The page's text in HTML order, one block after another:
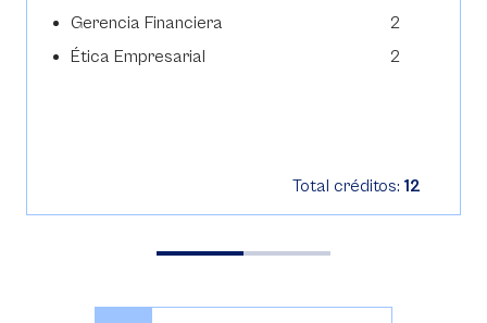
Gerencia Financiera
2
Ética Empresarial
2
Total créditos: 12